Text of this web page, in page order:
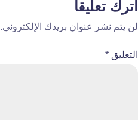
اترك تعليقاً
لن يتم نشر عنوان بريدك الإلكتروني.
التعليق *